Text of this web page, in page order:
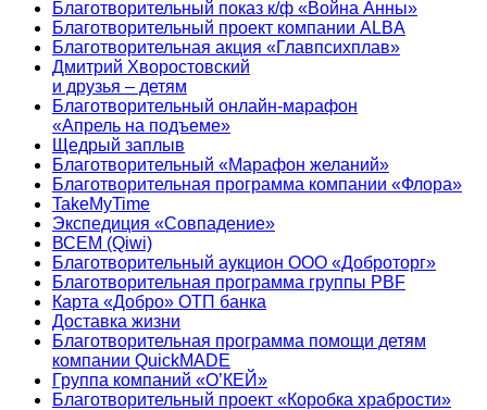
Благотворительный показ к/ф «Война Анны»
Благотворительный проект компании ALBA
Благотворительная акция «Главпсихплав»
Дмитрий Хворостовский
и друзья – детям
Благотворительный онлайн‑марафон
«Апрель на подъеме»
Щедрый заплыв
Благотворительный «Марафон желаний»
Благотворительная программа компании «Флора»
TakeMyTime
Экспедиция «Совпадение»
ВСЕМ (Qiwi)
Благотворительный аукцион ООО «Доброторг»
Благотворительная программа группы PBF
Карта «Добро» ОТП банка
Доставка жизни
Благотворительная программа помощи детям
компании QuickMADE
Группа компаний «О’КЕЙ»
Благотворительный проект «Коробка храбрости»